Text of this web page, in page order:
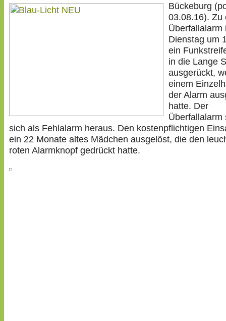
Bückeburg
03.08.16). Zu
Überfallalarm
Dienstag um
ein
in die Lange
ausgerückt,
einem
der Alarm
hatte. Der
Überfallalarm
sich als Fehlalarm heraus. Den kostenpflichtigen
ein 22 Monate altes Mädchen ausgelöst, die den
roten Alarmknopf gedrückt hatte.